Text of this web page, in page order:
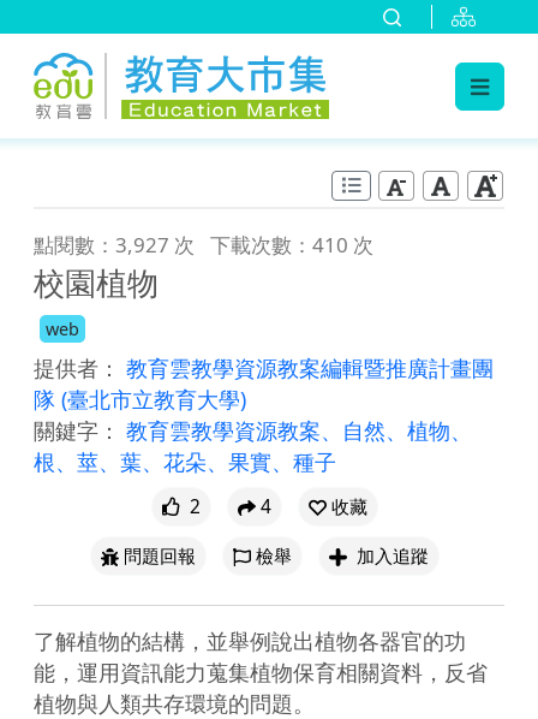
點閱數：3,927 次 下載次數：410 次
校園植物
web
提供者： 教育雲教學資源教案編輯暨推廣計畫團
隊 (臺北市立教育大學)
關鍵字： 教育雲教學資源教案、自然、植物、
根、莖、葉、花朵、果實、種子
2 4
收藏
問題回報
檢舉 加入追蹤
了解植物的結構，並舉例說出植物各器官的功
能，運用資訊能力蒐集植物保育相關資料，反省
植物與人類共存環境的問題。